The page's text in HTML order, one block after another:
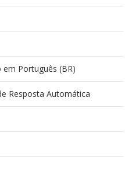
Português (BR)
Resposta Automática